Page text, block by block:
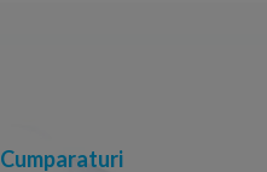
Cumparaturi